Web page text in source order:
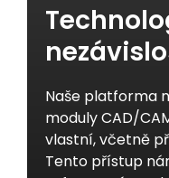
Naše platforma
moduly CAD/
vlastní, včetně
Tento přístup